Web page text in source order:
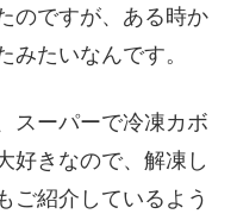
のですが、ある時か
みたいなんです。
スーパーで冷凍カボ
好きなので、解凍し
ご紹介しているよう